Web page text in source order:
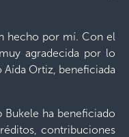
hecho por mí. Con el
agradecida por lo
Ortiz, beneficiada
Bukele ha beneficiado
contribuciones